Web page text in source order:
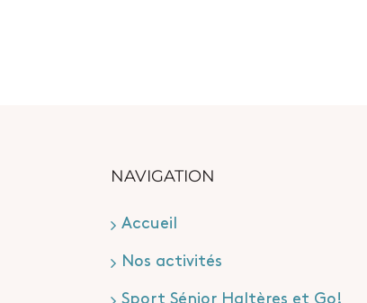
NAVIGATION
Accueil
Nos activités